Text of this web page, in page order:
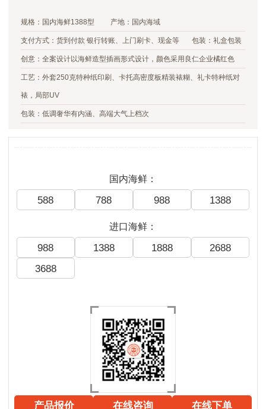
规格：国内海鲜1388型 产地：国内海域
支付方式：货到付款 银行转账、上门刷卡、现金等 包装：礼盒包装
创意：全案设计以海鲜造型插画形式设计，颜色采用良仁企业橘红色
工艺：外套250克特种纸印刷、卡托高密度板精装裱糊、礼卡特种纸对
裱，局部UV
包装：低调奢华有内涵、高端大气上档次
国内海鲜：
588 788 988 1388
进口海鲜：
988 1388 1888
2688
3688
产品报价 在线咨询 在线下单